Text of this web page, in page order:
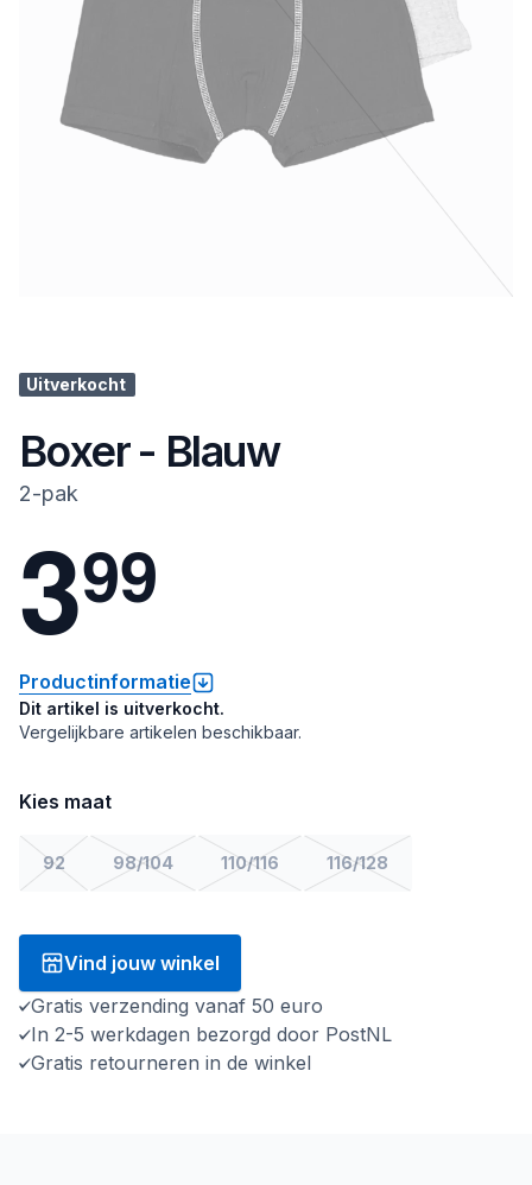
Uitverkocht
Boxer - Blauw
2-pak
399
Productinformatie
Dit artikel is uitverkocht.
Vergelijkbare artikelen beschikbaar.
Kies maat
92 98/104 110/116 116/128
Vind jouw winkel
Gratis verzending vanaf 50 euro
In 2-5 werkdagen bezorgd door PostNL
Gratis retourneren in de winkel